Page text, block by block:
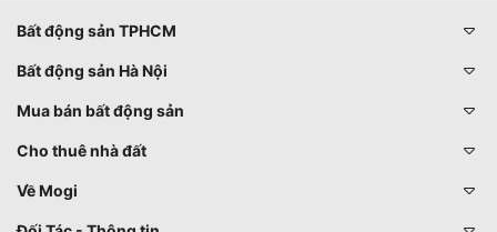
Bất động sản TPHCM
Bất động sản Hà Nội
Mua bán bất động sản
Cho thuê nhà đất
Về Mogi